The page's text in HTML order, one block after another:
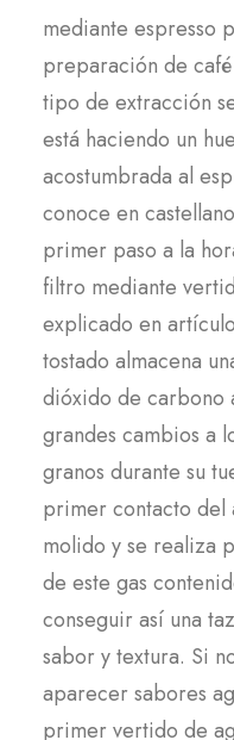
mediante espresso
preparación de
tipo de extracción
está haciendo un
acostumbrada al
conoce en
primer paso a la
filtro mediante
explicado en
tostado almacena
dióxido de carbono
grandes cambios a
granos durante su
primer contacto del
molido y se realiza
de este gas
conseguir así una
sabor y textura. Si
aparecer sabores
primer vertido de